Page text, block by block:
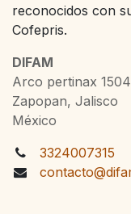
reconocidos con
Cofepris.
DIFAM
Arco pertinax
Zapopan, Jalisco
México
3324007315